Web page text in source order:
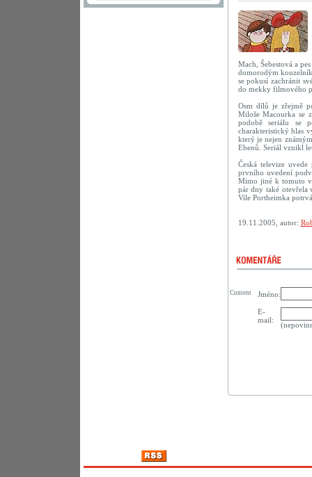
Mach, Šebestová a
domorodým
se pokusí zachránit
do mekky filmového
Osm dílů je zřejmě
Miloše Macourka se
podobě seriálu se
charakteristický hlas
který je nejen
Ebenů. Seriál vznikl
Česká televize
prvního uvedení
Mimo jiné k tomuto
pár dny také otevřela
Vile Portheimka
19.11.2005, autor:
Jméno:
E-
mail:
Content